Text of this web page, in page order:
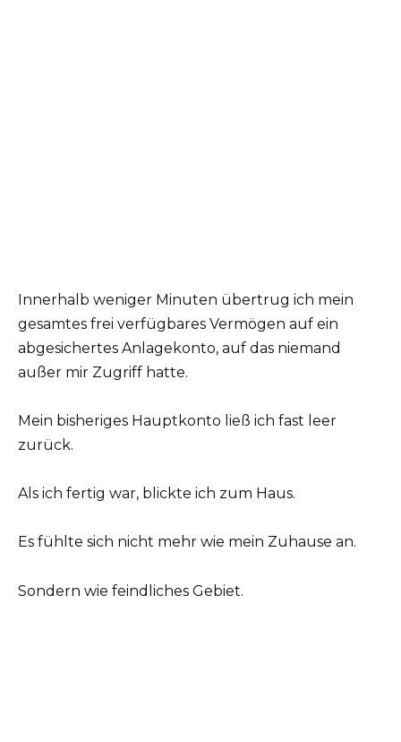
Innerhalb weniger Minuten übertrug ich mein
gesamtes frei verfügbares Vermögen auf ein
abgesichertes Anlagekonto, auf das niemand
außer mir Zugriff hatte.
Mein bisheriges Hauptkonto ließ ich fast leer
zurück.
Als ich fertig war, blickte ich zum Haus.
Es fühlte sich nicht mehr wie mein Zuhause an.
Sondern wie feindliches Gebiet.